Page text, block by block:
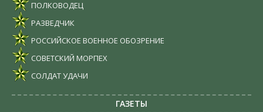
ПОЛКОВОДЕЦ
РАЗВЕДЧИК
РОССИЙСКОЕ ВОЕННОЕ ОБОЗРЕНИЕ
СОВЕТСКИЙ МОРПЕХ
СОЛДАТ УДАЧИ
ГАЗЕТЫ